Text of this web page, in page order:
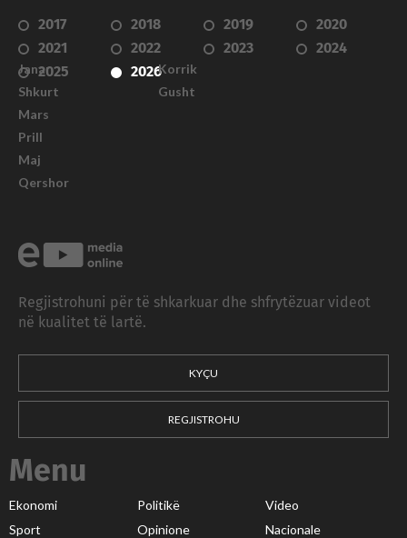
2017 2018 2019
2020
2021
2022 2023
2024
2025
2026
Janar
Shkurt
Mars
Prill
Maj
Qershor
Korrik
Gusht
Regjistrohuni për të shkarkuar dhe shfrytëzuar videot
në kualitet të lartë.
KYÇU
REGJISTROHU
Menu
Ekonomi Politikë
Video
Sport
Opinione Nacionale